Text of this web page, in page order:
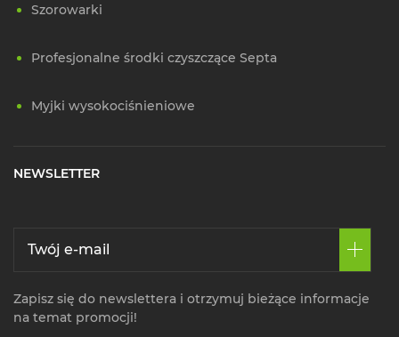
Szorowarki
Profesjonalne środki czyszczące Septa
Myjki wysokociśnieniowe
NEWSLETTER
Zapisz się do newslettera i otrzymuj bieżące informacje
na temat promocji!